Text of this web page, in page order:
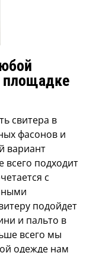
площадке
свитера в
фасонов и
вариант
всего подходит
с
подойдет
и пальто в
всего мы
одежде нам